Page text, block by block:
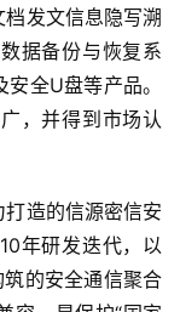
发文信息隐写溯
据备份与恢复系
全U盘等产品。
，并得到市场认
造的信源密信安
年研发迭代，以
的安全通信聚合